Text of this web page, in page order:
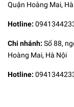
Quận Hoàng Mai,
Hotline:
Chi nhánh: Số 88,
Hoàng Mai, Hà Nội
Hotline: